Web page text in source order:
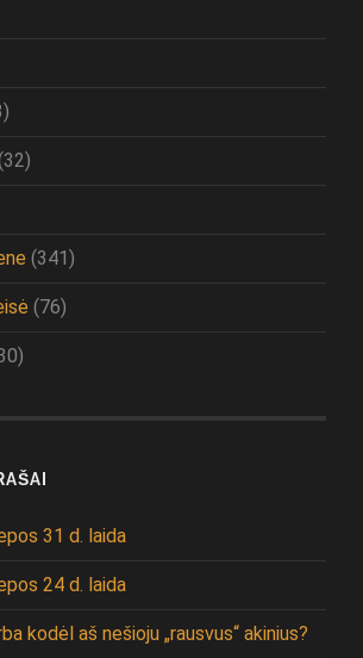
(341)
(76)
31 d. laida
24 d. laida
kodėl aš nešioju „rausvus“ akinius?